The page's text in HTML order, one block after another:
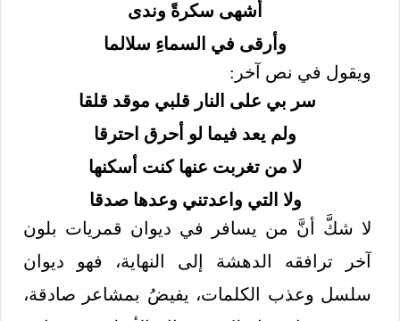
أشهى سكرةً وندى
وأرقى في السماءِ سلالما
ويقول في نص آخر:
سر بي على النار قلبي موقد قلقا
ولم يعد فيما لو أحرق احترقا
لا من تغربت عنها كنت أسكنها
ولا التي واعدتني وعدها صدقا
لا شكَّ أنَّ من يسافر في ديوان قمريات بلون
آخر ترافقه الدهشة إلى النهاية، فهو ديوان
سلسل وعذب الكلمات، يفيضُ بمشاعر صادقة،